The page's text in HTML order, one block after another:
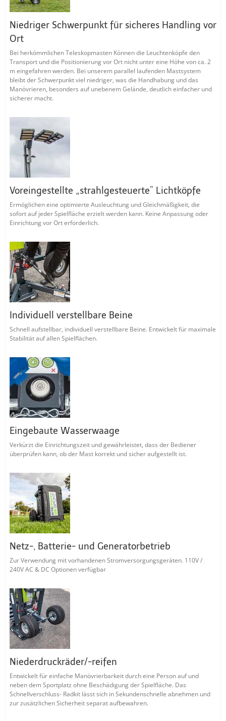
Niedriger Schwerpunkt für sicheres Handling vor
Ort
Bei herkömmlichen Teleskopmasten Können die Leuchtenköpfe den
Transport und die Positionierung vor Ort nicht unter eine Höhe von ca. 2
m eingefahren werden. Bei unserem parallel laufenden Mastsystem
bleibt der Schwerpunkt viel niedriger, was die Handhabung und das
Manövrieren, besonders auf unebenem Gelände, deutlich einfacher und
sicherer macht.
Voreingestellte „strahlgesteuerte” Lichtköpfe
Ermöglichen eine optimierte Ausleuchtung und Gleichmäßigkeit, die
sofort auf jeder Spielfläche erzielt werden kann. Keine Anpassung oder
Einrichtung vor Ort erforderlich.
Individuell verstellbare Beine
Schnell aufstellbar, individuell verstellbare Beine. Entwickelt für maximale
Stabilität auf allen Spielflächen.
Eingebaute Wasserwaage
Verkürzt die Einrichtungszeit und gewährleistet, dass der Bediener
überprüfen kann, ob der Mast korrekt und sicher aufgestellt ist.
Netz-, Batterie- und Generatorbetrieb
Zur Verwendung mit vorhandenen Stromversorgungsgeräten. 110V /
240V AC & DC Optionen verfügbar
Niederdruckräder/-reifen
Entwickelt für einfache Manövrierbarkeit durch eine Person auf und
neben dem Sportplatz ohne Beschädigung der Spielfläche. Das
Schnellverschluss- Radkit lässt sich in Sekundenschnelle abnehmen und
zur zusätzlichen Sicherheit separat aufbewahren.